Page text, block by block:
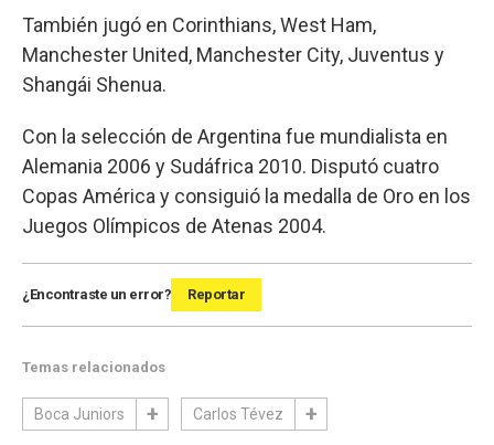
También jugó en Corinthians, West Ham,
Manchester United, Manchester City, Juventus y
Shangái Shenua.
Con la selección de Argentina fue mundialista en
Alemania 2006 y Sudáfrica 2010. Disputó cuatro
Copas América y consiguió la medalla de Oro en los
Juegos Olímpicos de Atenas 2004.
¿Encontraste un error? Reportar
Temas relacionados
Boca Juniors Carlos Tévez